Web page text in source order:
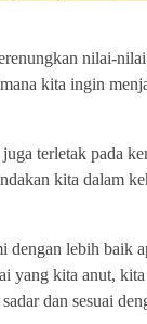
nilai-
kita ingin
terletak pada
kita dalam
dengan lebih baik
yang kita anut, kita
dan sesuai